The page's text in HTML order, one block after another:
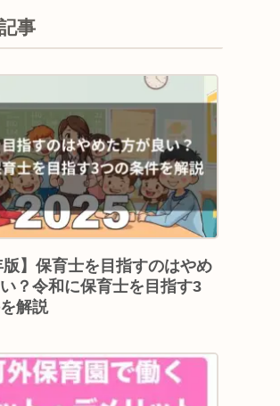
事
版】保育士を目指すのはやめ
？令和に保育士を目指す3
解説